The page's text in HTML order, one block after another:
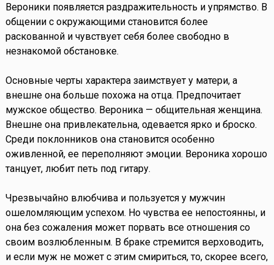
Вероники появляется раздражительность и упрямство. В
общении с окружающими становится более
раскованной и чувствует себя более свободно в
незнакомой обстановке.
Основные черты характера заимствует у матери, а
внешне она больше похожа на отца. Предпочитает
мужское общество. Вероника — общительная женщина.
Внешне она привлекательна, одевается ярко и броско.
Среди поклонников она становится особенно
оживленной, ее переполняют эмоции. Вероника хорошо
танцует, любит петь под гитару.
Чрезвычайно влюбчива и пользуется у мужчин
ошеломляющим успехом. Но чувства ее непостоянны, и
она без сожаления может порвать все отношения со
своим возлюбленным. В браке стремится верховодить,
и если муж не может с этим смириться, то, скорее всего,